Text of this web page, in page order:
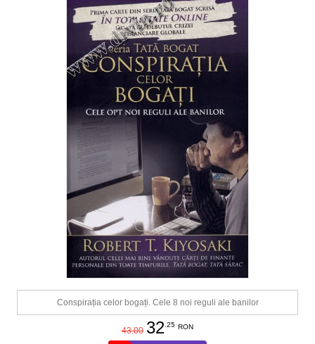
Conspirația celor bogați. Cele 8 noi reguli ale banilor
43.00 32.25 RON